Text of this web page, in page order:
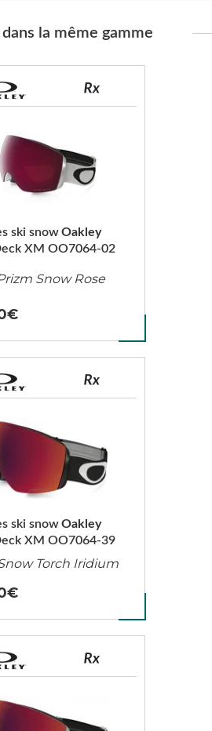
la même gamme
XM OO7064-02
ski snowOakley
Snow Rose
XM OO7064-39
ski snowOakley
Torch Iridium